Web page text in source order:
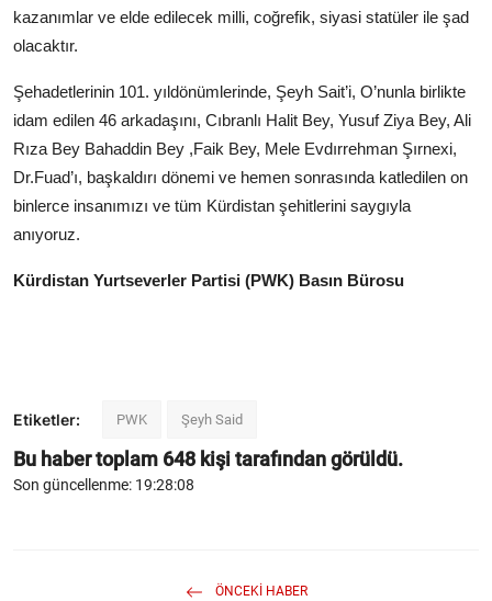
kazanımlar ve elde edilecek milli, coğrefik, siyasi statüler ile şad
olacaktır.
Şehadetlerinin 101. yıldönümlerinde, Şeyh Sait’i, O’nunla birlikte
idam edilen 46 arkadaşını, Cıbranlı Halit Bey, Yusuf Ziya Bey, Ali
Rıza Bey Bahaddin Bey ,Faik Bey, Mele Evdırrehman Şırnexi,
Dr.Fuad’ı, başkaldırı dönemi ve hemen sonrasında katledilen on
binlerce insanımızı ve tüm Kürdistan şehitlerini saygıyla
anıyoruz.
Kürdistan Yurtseverler Partisi (PWK) Basın Bürosu
Etiketler: PWK Şeyh Said
Bu haber toplam 648 kişi tarafından görüldü.
Son güncellenme: 19:28:08
ÖNCEKI HABER